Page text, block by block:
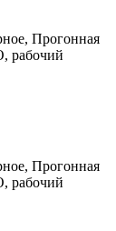
Прогонная
рабочий
Прогонная
рабочий